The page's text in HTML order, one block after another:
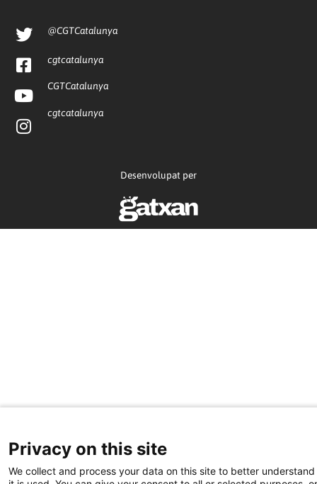
@CGTCatalunya
cgtcatalunya
CGTCatalunya
cgtcatalunya
Desenvolupat per
Privacy on this site
We collect and process your data on this site to better understand